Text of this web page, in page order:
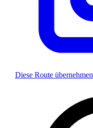
Diese Route übernehmen